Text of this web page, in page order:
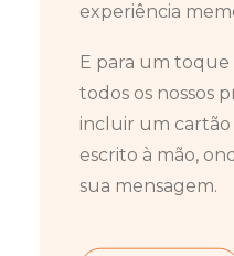
experiência
E para um toque
todos os nossos
incluir um cartão
escrito à mão,
sua mensagem.